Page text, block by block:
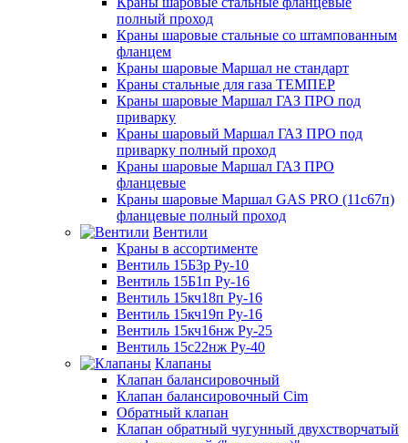
полный проход
Краны шаровые стальные со штампованным
фланцем
Краны шаровые Маршал не стандарт
Краны стальные для газа ТЕМПЕР
Краны шаровые Маршал ГАЗ ПРО под
приварку
Краны шаровый Маршал ГАЗ ПРО под
приварку полный проход
Краны шаровые Маршал ГАЗ ПРО
фланцевые
Краны шаровые Маршал GAS PRO (11с67п)
фланцевые полный проход
Вентили
Краны в ассортименте
Вентиль 15Б3р Ру-10
Вентиль 15Б1п Ру-16
Вентиль 15кч18п Ру-16
Вентиль 15кч19п Ру-16
Вентиль 15кч16нж Ру-25
Вентиль 15с22нж Ру-40
Клапаны
Клапан балансировочный
Клапан балансировочный Cim
Обратный клапан
Клапан обратный чугунный двухстворчатый